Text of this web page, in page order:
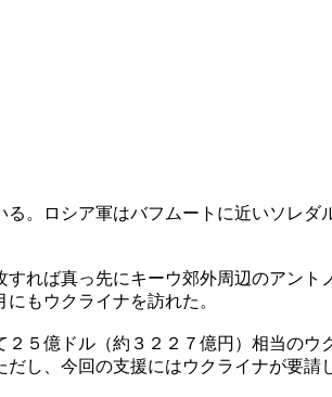
。ロシア軍はバフムートに近いソレ
れば真っ先にキーウ郊外周辺のアン
もウクライナを訪れた。
５億ドル（約３２２７億円）相当の
し、今回の支援にはウクライナが要請